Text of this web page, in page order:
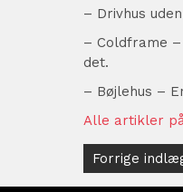
– Drivhus
– Coldframe
det.
– Bøjlehus –
Alle artikler
Forrige